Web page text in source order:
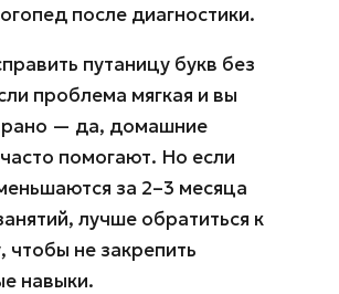
после диагностики.
путаницу букв без
проблема мягкая и вы
рано — да, домашние
помогают. Но если
за 2–3 месяца
лучше обратиться к
чтобы не закрепить
навыки.